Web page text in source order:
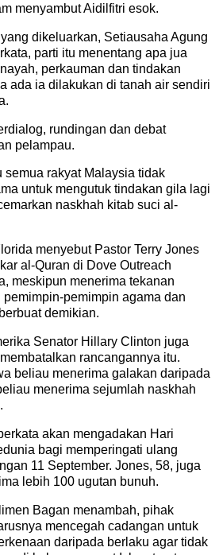
menyambut Aidilfitri esok.
dikeluarkan, Setiausaha Agung
parti itu menentang apa jua
perkauman dan tindakan
ada ia dilakukan di tanah air sendiri
rundingan dan debat
pelampau.
semua rakyat Malaysia tidak
untuk mengutuk tindakan gila lagi
naskhah kitab suci al-
menyebut Pastor Terry Jones
al-Quran di Dove Outreach
meskipun menerima tekanan
pemimpin agama dan
demikian.
Senator Hillary Clinton juga
rancangannya itu.
beliau menerima galakan daripada
menerima sejumlah naskhah
akan mengadakan Hari
bagi memperingati ulang
11 September. Jones, 58, juga
lebih 100 ugutan bunuh.
Bagan menambah, pihak
mencegah cadangan untuk
daripada berlaku agar tidak